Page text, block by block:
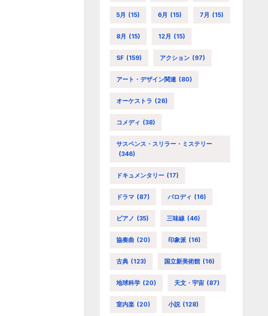
5月 (15) 6月 (15) 7月 (15)
8月 (15) 12月 (15)
SF (159) アクション (97)
アート・デザイン関連 (80)
オーケストラ (26)
コメディ (38)
サスペンス・スリラー・ミステリー
(346)
ドキュメンタリー (17)
ドラマ (87) パロディ (16)
ピアノ (35) 三味線 (46)
協奏曲 (20) 印象派 (16)
古典 (123) 国立新美術館 (16)
地球科学 (20) 天文・宇宙 (87)
室内楽 (20) 小説 (128)